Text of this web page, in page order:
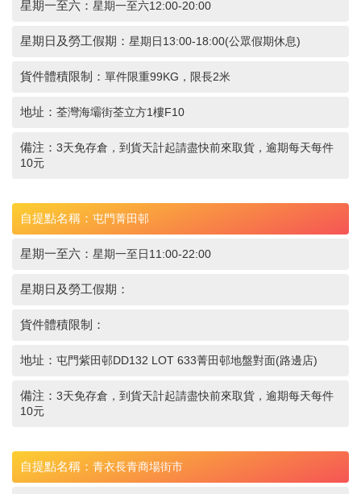
星期一至六： 星期一至六12:00-20:00
星期日及勞工假期： 星期日13:00-18:00(公眾假期休息)
貨件體積限制： 單件限重99KG，限長2米
地址： 荃灣海壩街荃立方1樓F10
備注： 3天免存倉，到貨天計起請盡快前來取貨，逾期每天每件
10元
自提點名稱： 屯門菁田邨
星期一至六： 星期一至日11:00-22:00
星期日及勞工假期：
貨件體積限制：
地址： 屯門紫田邨DD132 LOT 633菁田邨地盤對面(路邊店)
備注： 3天免存倉，到貨天計起請盡快前來取貨，逾期每天每件
10元
自提點名稱： 青衣長青商場街市